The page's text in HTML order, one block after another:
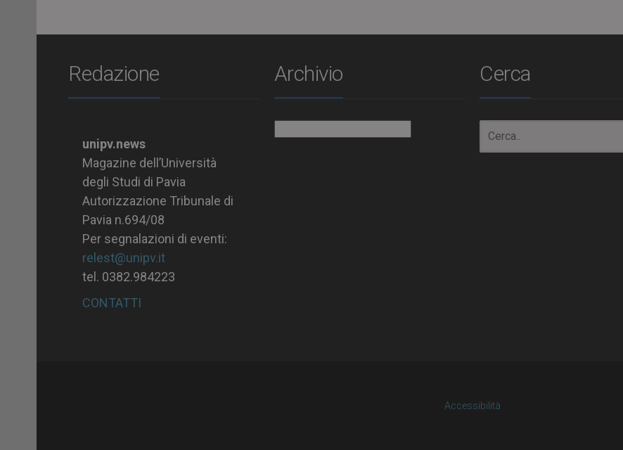
Redazione
unipv.news
Magazine dell’Università
degli Studi di Pavia
Autorizzazione Tribunale di
Pavia n.694/08
Per segnalazioni di eventi:
relest@unipv.it
tel. 0382.984223
CONTATTI
Archivio Cerca
Accessibilità